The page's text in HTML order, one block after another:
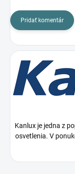
Pridať komentár
Kanlux je jedna z
osvetlenia. V